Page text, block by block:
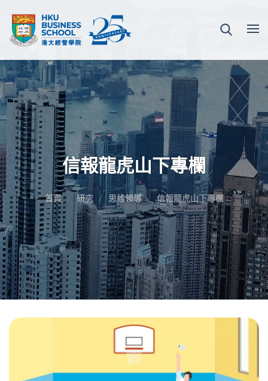
信報龍虎山下專欄
首頁 研究 思維領導 信報龍虎山下專欄